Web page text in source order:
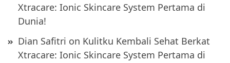
Xtracare: Ionic Skincare System Pertama di
Dunia!
Dian Safitri on Kulitku Kembali Sehat Berkat
Xtracare: Ionic Skincare System Pertama di